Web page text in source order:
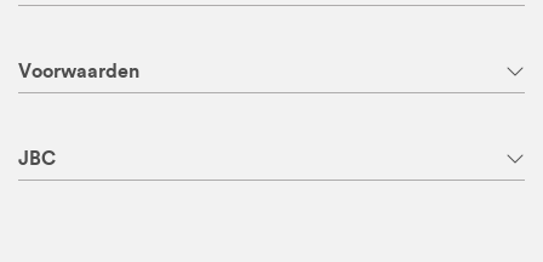
Voorwaarden
JBC